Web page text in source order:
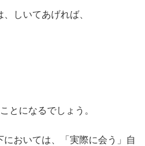
しいてあげれば、
とになるでしょう。
おいては、「実際に会う」自